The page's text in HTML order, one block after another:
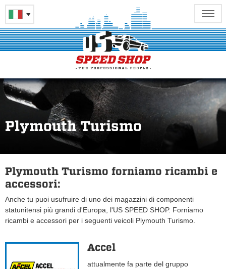
Plymouth Turismo
Plymouth Turismo forniamo ricambi e
accessori:
Anche tu puoi usufruire di uno dei magazzini di componenti
statunitensi più grandi d'Europa, l'US SPEED SHOP. Forniamo
ricambi e accessori per i seguenti veicoli Plymouth Turismo.
Accel
attualmente fa parte del gruppo